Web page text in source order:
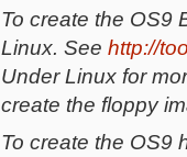
To create the OS9
Linux. See http://
Under Linux for
create the floppy
To create the OS9